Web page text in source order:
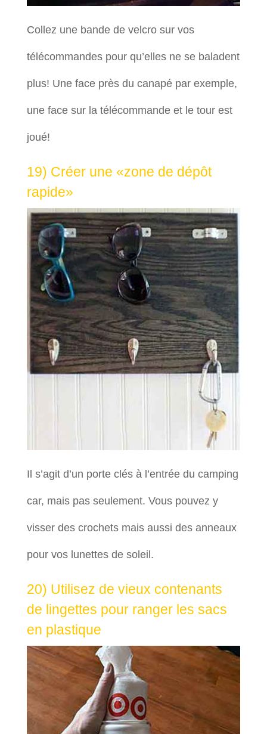
Collez une bande de velcro sur vos
télécommandes pour qu’elles ne se baladent
plus! Une face près du canapé par exemple,
une face sur la télécommande et le tour est
joué!
19) Créer une «zone de dépôt
rapide»
Il s’agit d’un porte clés à l’entrée du camping
car, mais pas seulement. Vous pouvez y
visser des crochets mais aussi des anneaux
pour vos lunettes de soleil.
20) Utilisez de vieux contenants
de lingettes pour ranger les sacs
en plastique